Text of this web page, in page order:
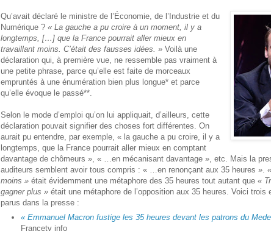
Qu’avait déclaré le ministre de l’Économie, de l’Industrie et du
Numérique ? « La gauche a pu croire à un moment, il y a
longtemps, […] que la France pourrait aller mieux en
travaillant moins. C’était des fausses idées. » Voilà une
déclaration qui, à première vue, ne ressemble pas vraiment à
une petite phrase, parce qu’elle est faite de morceaux
empruntés à une énumération bien plus longue* et parce
qu’elle évoque le passé**.
Selon le mode d’emploi qu’on lui appliquait, d’ailleurs, cette
déclaration pouvait signifier des choses fort différentes. On
aurait pu entendre, par exemple, « la gauche a pu croire, il y a
longtemps, que la France pourrait aller mieux en comptant
davantage de chômeurs », « …en mécanisant davantage », etc. Mais la
auditeurs semblent avoir tous compris : « …en renonçant aux 35 heures ».
moins » était évidemment une métaphore des 35 heures tout autant que «
gagner plus » était une métaphore de l’opposition aux 35 heures. Voici trois
parus dans la presse :
« Emmanuel Macron fustige les 35 heures devant les patrons du
Francetv info